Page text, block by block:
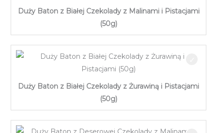
Duży Baton z Białej Czekolady z Malinami i Pistacjami
(50g)
Duży Baton z Białej Czekolady z Żurawiną i Pistacjami
(50g)